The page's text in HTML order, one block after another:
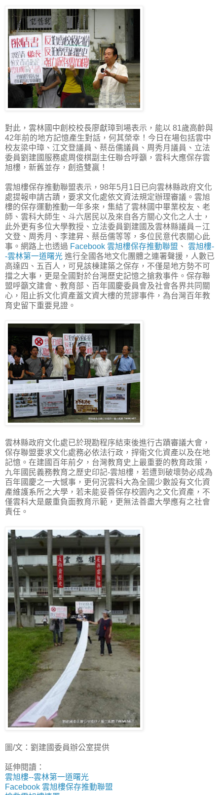
對此，雲林國中創校校長廖獻璋到場表示，能以 81歲高齡與
42年前的地方記憶產生對話，何其榮幸！今日在場包括雲中
校友梁中璋、江文登議員、蔡岳儒議員、周秀月議員、立法
委員劉建國服務處周俊棋副主任聯合呼籲，雲科大應保存雲
旭樓，新舊並存，創造雙贏！
雲旭樓保存推動聯盟表示，98年5月1日已向雲林縣政府文化
處提報申請古蹟，要求文化處依文資法規定辦理審議。雲旭
樓的保存運動推動一年多來，集結了雲林國中畢業校友、老
師、雲科大師生、斗六居民以及來自各方關心文化之人士，
此外更有多位大學教授、立法委員劉建國及雲林縣議員－江
文登、周秀月、李建昇、蔡岳儒等等，多位民意代表關心此
事。網路上也透過 Facebook 雲旭樓保存推動聯盟 、 雲旭樓-
-雲林第一道曙光 進行全國各地文化團體之連署聲援，人數已
高達四、五百人，可見該棟建築之保存，不僅是地方勢不可
擋之大事，更是全國對於台灣歷史記憶之搶救事件。保存聯
盟呼籲文建會、教育部、百年國慶委員會及社會各界共同關
心，阻止拆文化資產蓋文資大樓的荒謬事件，為台灣百年教
育史留下重要見證。
雲林縣政府文化處已於現勘程序結束後進行古蹟審議大會，
保存聯盟要求文化處務必依法行政，捍衛文化資產以及在地
記憶。在建國百年前夕，台灣教育史上最重要的教育政策，
九年國民義務教育之歷史印記-雲旭樓，若遭到破壞勢必成為
百年國慶之一大憾事，更何況雲科大為全國少數設有文化資
產維護系所之大學，若未能妥善保存校園內之文化資產，不
僅雲科大是嚴重負面教育示範，更無法善盡大學應有之社會
責任。
圖/文：劉建國委員辦公室提供
延伸閱讀：
雲旭樓--雲林第一道曙光
Facebook 雲旭樓保存推動聯盟